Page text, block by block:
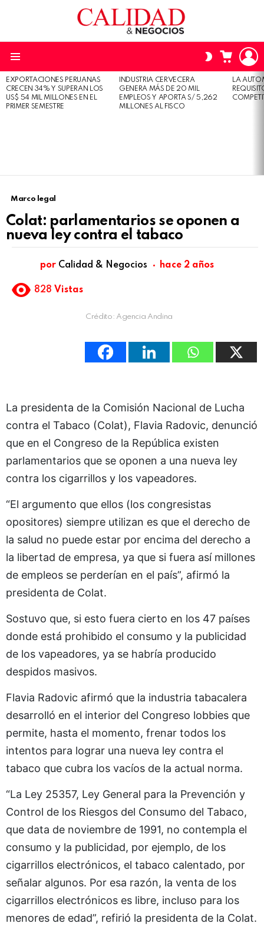
SWITCH
SKIN
CARRO
ÚLTIMAS
HISTORIAS
EXPORTACIONES PERUANAS
CRECEN 34% Y SUPERAN LOS
US$ 54 MIL MILLONES EN EL
PRIMER SEMESTRE
INDUSTRIA CERVECERA
GENERA MÁS DE 20 MIL
EMPLEOS Y APORTA S/ 5,262
MILLONES AL FISCO
LA
Marco legal
Colat: parlamentarios se oponen a
nueva ley contra el tabaco
por Calidad & Negocios hace 2 años
828 Vistas
Crédito: Agencia Andina
La presidenta de la Comisión Nacional de Lucha
contra el Tabaco (Colat), Flavia Radovic, denunció
que en el Congreso de la República existen
parlamentarios que se oponen a una nueva ley
contra los cigarrillos y los vapeadores.
“El argumento que ellos (los congresistas
opositores) siempre utilizan es que el derecho de
la salud no puede estar por encima del derecho a
la libertad de empresa, ya que si fuera así millones
de empleos se perderían en el país”, afirmó la
presidenta de Colat.
Sostuvo que, si esto fuera cierto en los 47 países
donde está prohibido el consumo y la publicidad
de los vapeadores, ya se habría producido
despidos masivos.
Flavia Radovic afirmó que la industria tabacalera
desarrolló en el interior del Congreso lobbies que
permite, hasta el momento, frenar todos los
intentos para lograr una nueva ley contra el
tabaco que cubra los vacíos de la actual norma.
“La Ley 25357, Ley General para la Prevención y
Control de los Riesgos del Consumo del Tabaco,
que data de noviembre de 1991, no contempla el
consumo y la publicidad, por ejemplo, de los
cigarrillos electrónicos, el tabaco calentado, por
señalar algunos. Por esa razón, la venta de los
cigarrillos electrónicos es libre, incluso para los
menores de edad”, refirió la presidenta de la Colat.